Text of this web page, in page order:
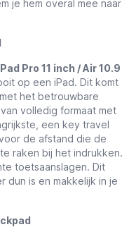
je hem overal mee naar
Pro 11 inch / Air 10.9
op een iPad. Dit komt
het betrouwbare
volledig formaat met
een key travel
de afstand die de
raken bij het indrukken.
toetsaanslagen. Dit
is en makkelijk in je